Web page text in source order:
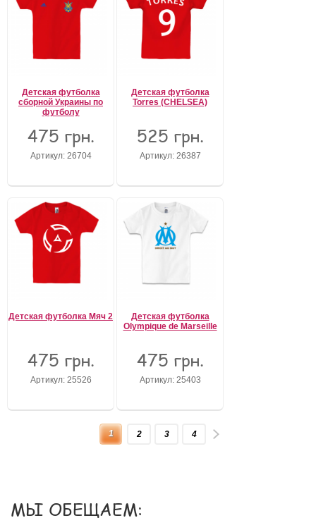
Детская футболка
сборной Украины по
футболу
475 грн.
Артикул: 26704
Детская футболка
Torres (CHELSEA)
525 грн.
Артикул: 26387
Детская футболка Мяч 2
475 грн.
Артикул: 25526
Детская футболка
Olympique de Marseille
475 грн.
Артикул: 25403
1 2 3 4
МЫ ОБЕЩАЕМ: